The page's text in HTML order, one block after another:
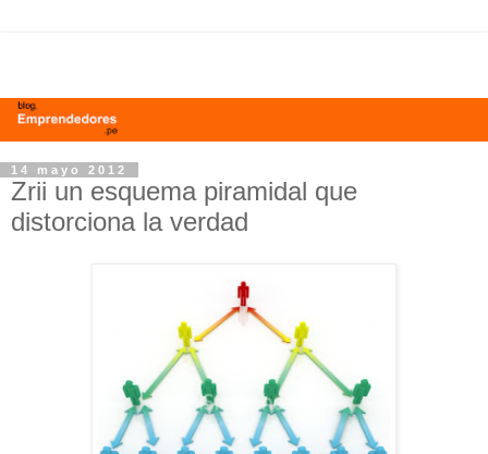
14 mayo 2012
Zrii un esquema piramidal que
distorciona la verdad